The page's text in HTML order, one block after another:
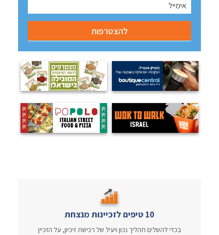
10 טיפים לזכיינות מנצחת
בכדי להשלים תהליך נכון ויעיל של רכישת זיכיון, על הזכיין